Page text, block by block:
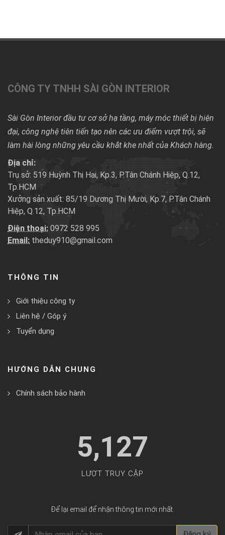
CÔNG TY TNHH SÀI GÒN INTERIOR
Sài Gòn Interior đầu tư cơ sở hạ tầng, máy móc thiết bị hiện
đại, công nghệ tiên tiến tạo nên các ưu điểm vượt trội, sẽ
làm hài lòng những yêu cầu khắt khe nhất của Khách hàng.
Địa chỉ:
Trụ sở: 519 Huỳnh Thị Hai, Kp.3, P.Tân Chánh Hiệp, Q.12,
Tp.HCM
Xưởng sản xuất: 85/19 Dương Thị Mười, Kp.7, P.Tân Chánh
Hiệp, Q.12, Tp.HCM
Điện thoại: 0972 528 995
Email: theduy910@gmail.com
THÔNG TIN
Giới thiệu công ty
Liên hệ / Góp ý
Tuyển dụng
HƯỚNG DẪN CHUNG
Chính sách bảo hành
5,127
LƯỢT TRUY CẬP
Để lại email để nhận thông tin mới nhất.